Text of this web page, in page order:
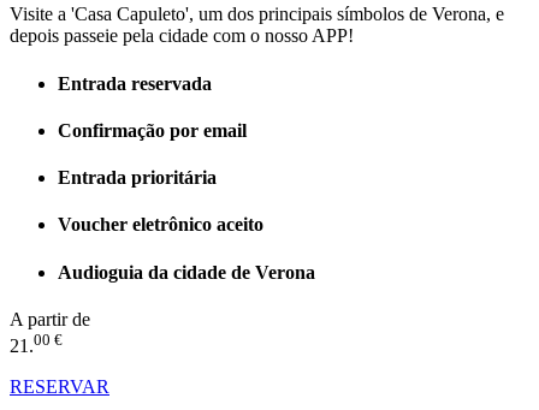
Visite a 'Casa Capuleto', um dos principais símbolos de Verona, e
depois passeie pela cidade com o nosso APP!
Entrada reservada
Confirmação por email
Entrada prioritária
Voucher eletrônico aceito
Audioguia da cidade de Verona
A partir de
21.00 €
RESERVAR